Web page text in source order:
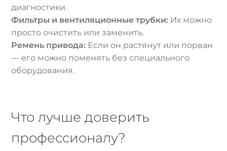
диагностики.
Фильтры и вентиляционные трубки: Их можно
просто очистить или заменить.
Ремень привода: Если он растянут или порван
— его можно поменять без специального
оборудования.
Что лучше доверить
профессионалу?